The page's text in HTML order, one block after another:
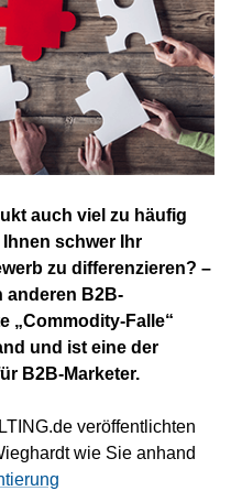
auch viel zu häufig
schwer Ihr
zu differenzieren? –
anderen B2B-
„Commodity-Falle“
und ist eine der
B2B-Marketer.
veröffentlichten
wie Sie anhand